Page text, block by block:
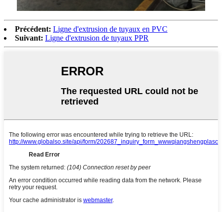
Précédent: Ligne d'extrusion de tuyaux en PVC
Suivant: Ligne d'extrusion de tuyaux PPR